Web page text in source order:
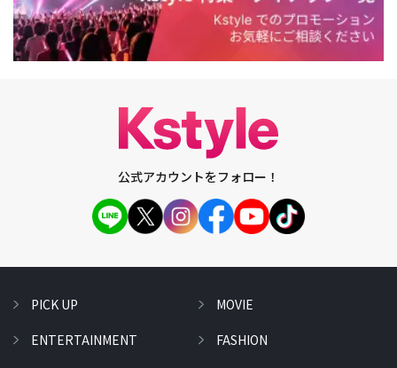
公式アカウントをフォロー！
PICK UP
ENTERTAINMENT
MOVIE
FASHION